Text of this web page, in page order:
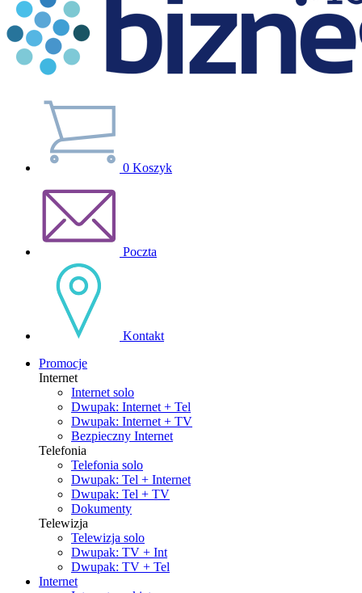
0 Koszyk
Poczta
Kontakt
Promocje
Internet
Internet solo
Dwupak: Internet + Tel
Dwupak: Internet + TV
Bezpieczny Internet
Telefonia
Telefonia solo
Dwupak: Tel + Internet
Dwupak: Tel + TV
Dokumenty
Telewizja
Telewizja solo
Dwupak: TV + Int
Dwupak: TV + Tel
Internet